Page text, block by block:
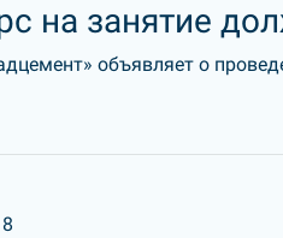
на занятие
объявляет о